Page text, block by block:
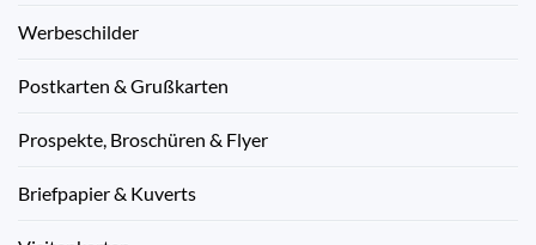
Werbeschilder
Postkarten & Grußkarten
Prospekte, Broschüren & Flyer
Briefpapier & Kuverts